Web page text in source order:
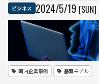
ビジネス 2024/5/19 [SUN]
国内企業事例 基盤モデル